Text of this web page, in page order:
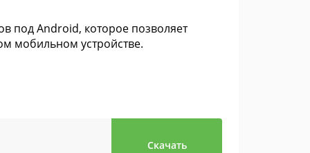
под Android, которое позволяет
мобильном устройстве.
Скачать